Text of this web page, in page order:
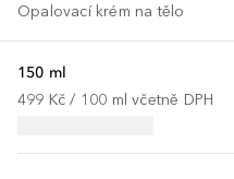
Opalovací krém na tělo
150 ml
499 Kč / 100 ml včetně DPH